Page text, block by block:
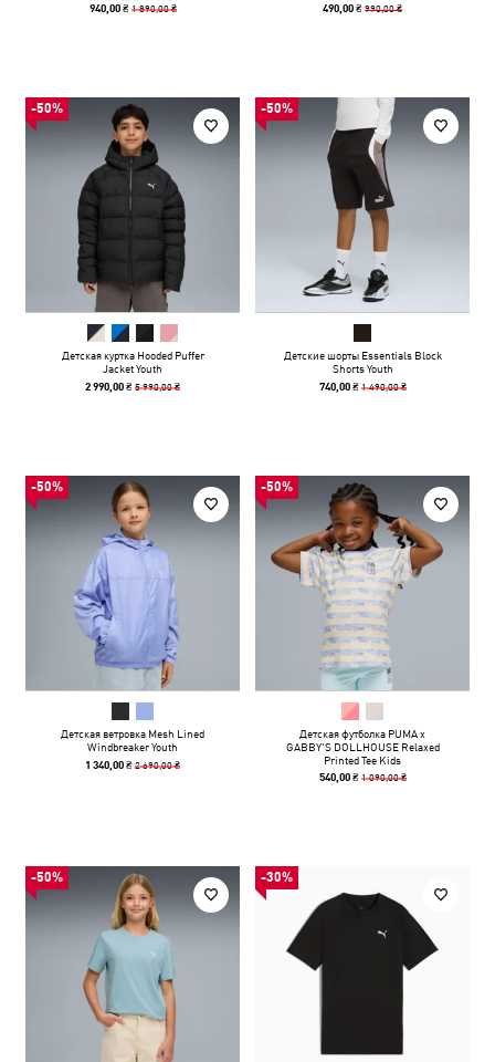
940,00 ₴ 1 890,00 ₴ 490,00 ₴990,00 ₴
-50%
Детская куртка Hooded Puffer
Jacket Youth
2 990,00 ₴5 990,00 ₴
-50%
Детские шорты Essentials Block
Shorts Youth
740,00 ₴ 1 490,00 ₴
-50%
Детская ветровка Mesh Lined
Windbreaker Youth
1 340,00 ₴2 690,00 ₴
-50%
Детская футболка PUMA x
GABBY'S DOLLHOUSE Relaxed
Printed Tee Kids
540,00 ₴ 1 090,00 ₴
-50% -30%